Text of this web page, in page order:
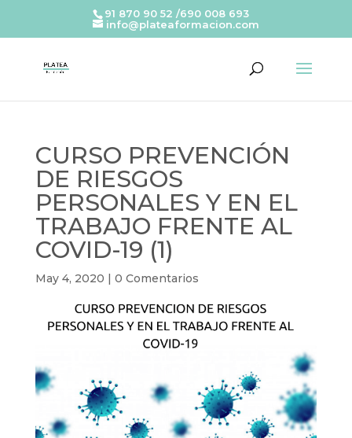
91 870 90 52 /690 008 693
info@plateaformacion.com
CURSO PREVENCIÓN
DE RIESGOS
PERSONALES Y EN EL
TRABAJO FRENTE AL
COVID-19 (1)
May 4, 2020 | 0 Comentarios